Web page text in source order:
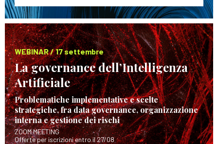
WEBINAR / 17 settembre
La governance dell’Intelligenza
Artificiale
Problematiche implementative e scelte
strategiche, fra data governance, organizzazione
interna e gestione dei rischi
ZOOM MEETING
Offerte per iscrizioni entro il 27/08